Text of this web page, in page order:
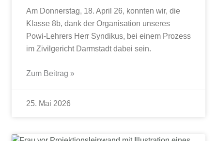
Am Donnerstag, 18. April 26, konnten wir, die
Klasse 8b, dank der Organisation unseres
Powi-Lehrers Herr Syndikus, bei einem Prozess
im Zivilgericht Darmstadt dabei sein.
Zum Beitrag »
25. Mai 2026